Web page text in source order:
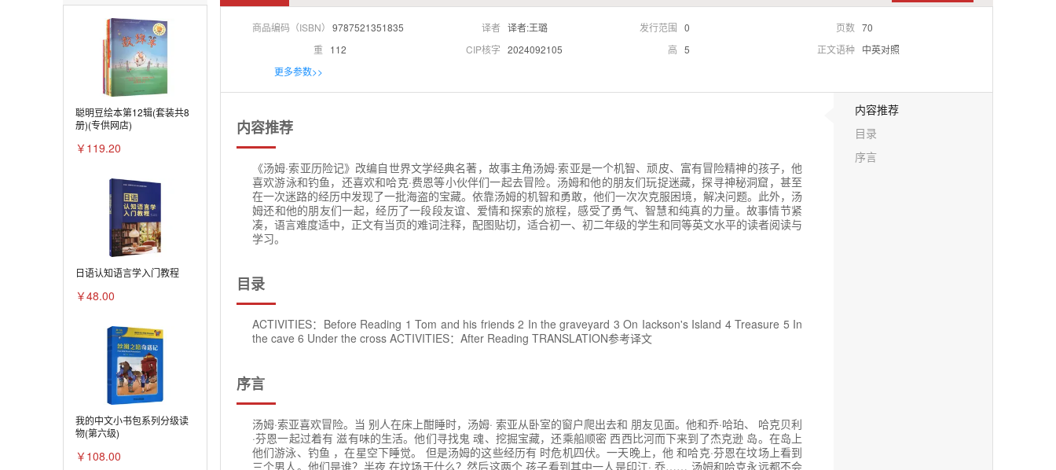
聪明豆绘本第12辑(套装共8
册)(专供网店)
￥119.20
日语认知语言学入门教程
￥48.00
我的中文小书包系列分级读
物(第六级)
￥108.00
商品编码（ISBN） 9787521351835 译者 译者:王璐 发行范围 0 页数 70
重
112 CIP核字 2024092105 高 5 正文语种
中英对照
更多参数>>
内容推荐
《汤姆·索亚历险记》改编自世界文学经典名著，故事主角汤姆·索亚是一个机智、顽皮、富有冒险精神的孩子，他
喜欢游泳和钓鱼，还喜欢和哈克·费恩等小伙伴们一起去冒险。汤姆和他的朋友们玩捉迷藏，探寻神秘洞窟，甚至
在一次迷路的经历中发现了一批海盗的宝藏。依靠汤姆的机智和勇敢，他们一次次克服困境，解决问题。此外，汤
姆还和他的朋友们一起，经历了一段段友谊、爱情和探索的旅程，感受了勇气、智慧和纯真的力量。故事情节紧
凑，语言难度适中，正文有当页的难词注释，配图贴切，适合初一、初二年级的学生和同等英文水平的读者阅读与
学习。
目录
ACTIVITIES：Before Reading 1 Tom and his friends 2 In the graveyard 3 On Iackson's Island 4 Treasure 5 In
the cave 6 Under the cross ACTIVITIES：After Reading TRANSLATION参考译文
序言
汤姆·索亚喜欢冒险。当 别人在床上酣睡时，汤姆· 索亚从卧室的窗户爬出去和 朋友见面。他和乔·哈珀、 哈克贝利
·芬恩一起过着有 滋有味的生活。他们寻找鬼 魂、挖掘宝藏，还乘船顺密 西西比河而下来到了杰克逊 岛。在岛上
他们游泳、钓鱼 ，在星空下睡觉。 但是汤姆的这些经历有 时危机四伏。一天晚上，他 和哈克·芬恩在坟场上看到
三个男人。他们是谁？半夜 在坟场干什么？然后这两个 孩子看到其中一人是印江· 乔…… 汤姆和哈克永远都不会
内容推荐
目录
序言